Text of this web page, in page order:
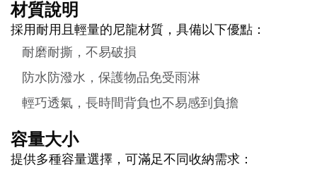
材質說明
採用耐用且輕量的尼龍材質，具備以下優點：
耐磨耐撕，不易破損
防水防潑水，保護物品免受雨淋
輕巧透氣，長時間背負也不易感到負擔
容量大小
提供多種容量選擇，可滿足不同收納需求：